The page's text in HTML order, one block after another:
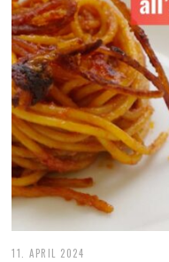
11. APRIL 2024